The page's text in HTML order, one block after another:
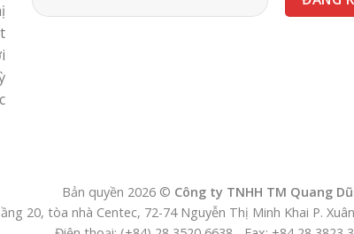
Bản quyền 2026 © Công ty TNHH TM Quang
20, tòa nhà Centec, 72-74 Nguyễn Thị Minh Khai P.